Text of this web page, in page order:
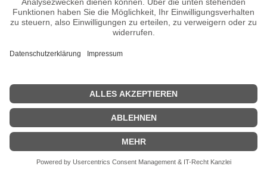
n.n.v. - Die offizielle Nina Heinemann Homepage / X / Instagram /
Wikipedia Seite
n.n.v.